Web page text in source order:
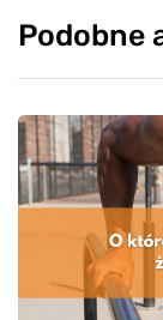
Podobne